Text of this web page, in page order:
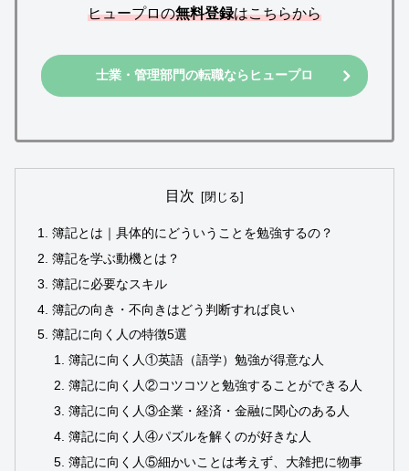
ヒュープロの無料登録はこちらから
士業・管理部門の転職ならヒュープロ
目次
簿記とは｜具体的にどういうことを勉強するの？
簿記を学ぶ動機とは？
簿記に必要なスキル
簿記の向き・不向きはどう判断すれば良い
簿記に向く人の特徴5選
簿記に向く人①英語（語学）勉強が得意な人
簿記に向く人②コツコツと勉強することができる人
簿記に向く人③企業・経済・金融に関心のある人
簿記に向く人④パズルを解くのが好きな人
簿記に向く人⑤細かいことは考えず、大雑把に物事